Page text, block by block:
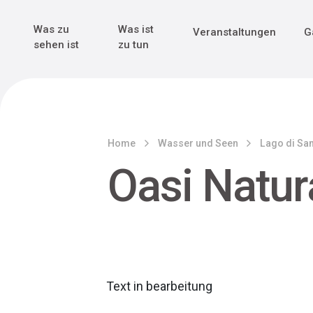
Main Navigation
Was zu
sehen ist
Was ist
zu tun
Veranstaltungen
Home Wasser und Seen Lago di
Oasi
Text in bearbeitung